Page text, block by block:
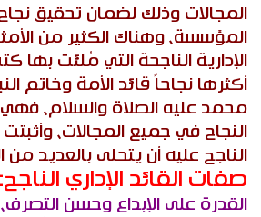
المجالات وذلك لضمان تحقيق
المؤسسة، وهناك الكثير من
الإدارية الناجحة التي مُلئت بها
أكثرها نجاحاً قائد الأمة وخاتم
محمد عليه الصلاة والسلام،
النجاح في جميع المجالات، وأثبتت
الناجح عليه أن يتحلى بالعديد من
صفات القائد الإداري الناجح:
القدرة على الإبداع وحسن